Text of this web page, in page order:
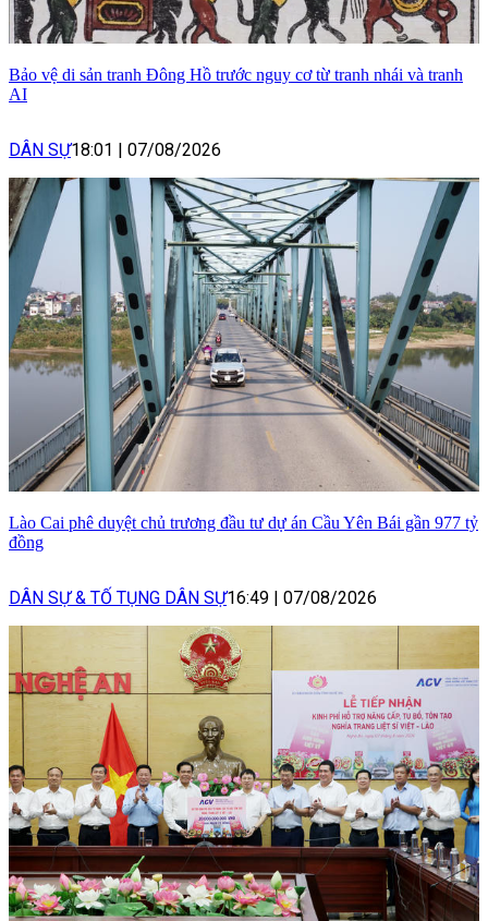
Bảo vệ di sản tranh Đông Hồ trước nguy cơ từ tranh nhái và tranh
AI
DÂN SỰ18:01 07/08/2026
Lào Cai phê duyệt chủ trương đầu tư dự án Cầu Yên Bái gần 977 tỷ
đồng
DÂN SỰ & TỐ TỤNG DÂN SỰ16:49 07/08/2026